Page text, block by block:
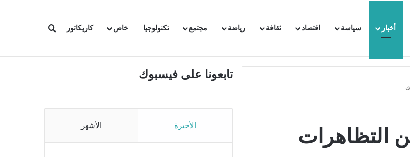
أخبار سياسة اقتصاد ثقافة رياضة مجتمع تكنولوجيا خاص كاريكاتور بحث عن
بتونس وتبلغها احتجاجا شديد اللهجة !!
التظاهرات
تابعونا على فيسبوك
الأخيرة الأشهر